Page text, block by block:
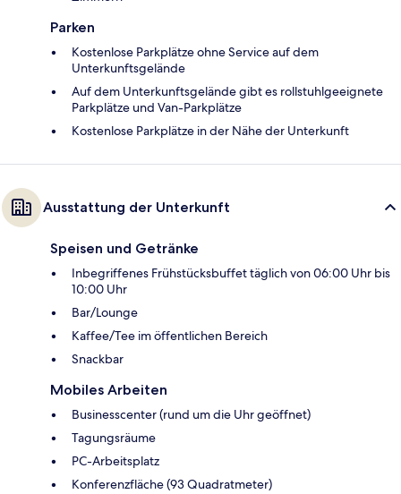
Parken
Kostenlose Parkplätze ohne Service auf dem
Unterkunftsgelände
Auf dem Unterkunftsgelände gibt es rollstuhlgeeignete
Parkplätze und Van-Parkplätze
Kostenlose Parkplätze in der Nähe der Unterkunft
Ausstattung der Unterkunft
Speisen und Getränke
Inbegriffenes Frühstücksbuffet täglich von 06:00 Uhr bis
10:00 Uhr
Bar/Lounge
Kaffee/Tee im öffentlichen Bereich
Snackbar
Mobiles Arbeiten
Businesscenter (rund um die Uhr geöffnet)
Tagungsräume
PC-Arbeitsplatz
Konferenzfläche (93 Quadratmeter)